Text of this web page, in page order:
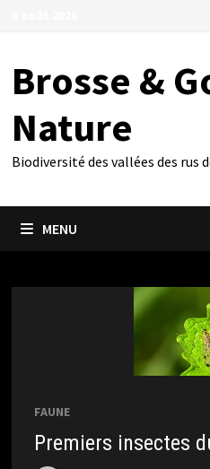
Brosse &
Nature
Biodiversité des vallées des rus
MENU
FAUNE
Premiers insectes